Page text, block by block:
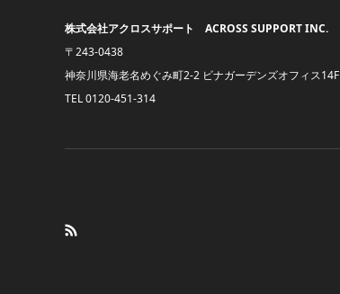
株式会社アクロスサポート ACROSS SUPPORT INC.
〒243-0438
神奈川県海老名めぐみ町2-2 ビナガーデンズオフィス14F
TEL0120-451-314